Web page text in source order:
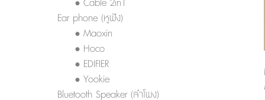
• Cable 2in1
Ear phone (หูฟัง)
• Maoxin
• Hoco
• EDIFIER
• Yookie
Bluetooth Speaker (ลำโพง)